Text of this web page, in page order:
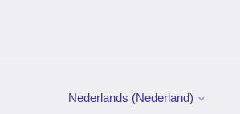
Nederlands (Nederland)